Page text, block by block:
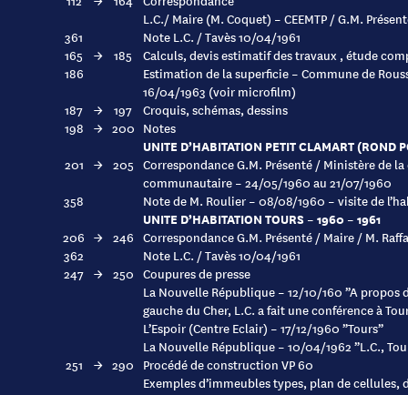
L.C./ Maire (M. Coquet) – CEEMTP / G.M.
361
Note L.C. / Tavès 10/04/1961
165
→ 185
Calculs, devis estimatif des travaux , étude
186
Estimation de la superficie – Commune de
16/04/1963 (voir microfilm)
187 → 197 Croquis, schémas, dessins
198 → 200 Notes
UNITE D’HABITATION PETIT CLAMART (ROND
201 → 205 Correspondance G.M. Présenté / Ministère de
communautaire – 24/05/1960 au 21/07/1960
358
Note de M. Roulier – 08/08/1960 – visite de
UNITE D’HABITATION TOURS – 1960 – 1961
206 → 246 Correspondance G.M. Présenté / Maire / M.
362
Note L.C. / Tavès 10/04/1961
247 → 250 Coupures de presse
La Nouvelle République – 12/10/160 ”A propos
gauche du Cher, L.C. a fait une conférence à
L’Espoir (Centre Eclair) – 17/12/1960 ”Tours”
La Nouvelle République – 10/04/1962 ”L.C.,
251
→ 290 Procédé de construction VP 60
Exemples d’immeubles types, plan de